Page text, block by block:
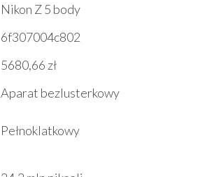
Nikon Z 5 body
6f307004c802
5680,66 zł
Aparat bezlusterkowy
Pełnoklatkowy